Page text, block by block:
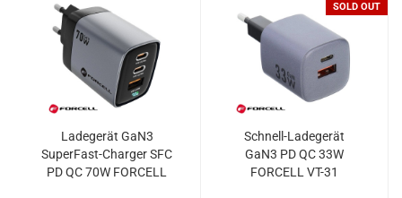
Ladegerät GaN3
SuperFast-Charger SFC
PD QC 70W FORCELL
SOLD OUT
Schnell-Ladegerät
GaN3 PD QC 33W
FORCELL VT-31